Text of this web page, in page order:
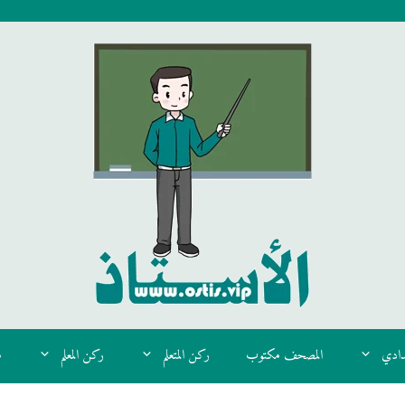
المصحف مكتوب ركن المتعلم ركن المعلم